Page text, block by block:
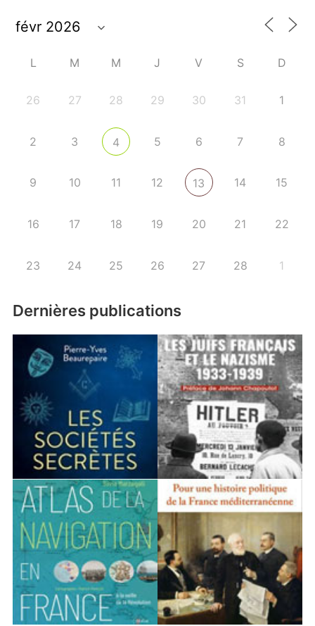
L M M J V S D
26 27 28 29 30 31 1
2 3 4 5 6 7 8
9 10 11 12 13 14 15
16 17 18 19 20 21 22
23 24 25 26 27 28 1
Dernières publications